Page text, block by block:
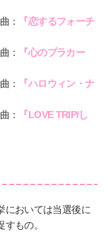
：
『恋するフォーチ
：
『心のプラカー
：
『ハロウィン・ナ
： 『 LOVE TRIP/し
においては当選後に
もの。